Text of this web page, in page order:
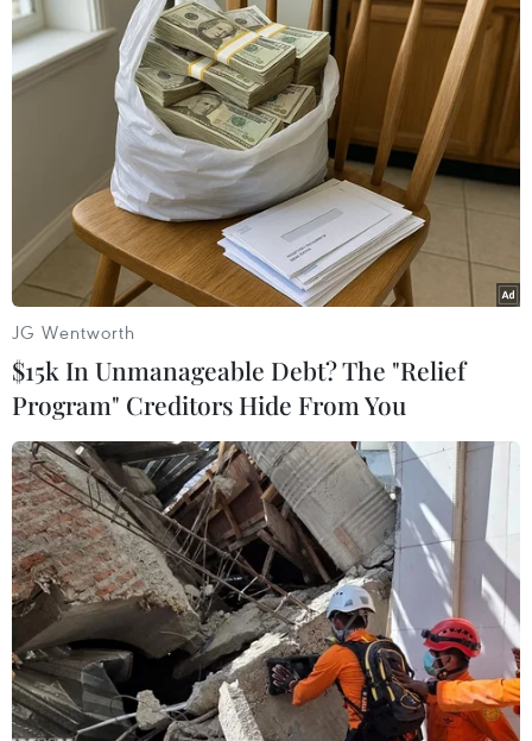
10/10/2023 14:37
Lực lượng chức năng xác định vị trí rừng bị phá
thuộc tiểu khu 1481, xã Quảng Trực (Đắk Nông);
loại rừng bị phá là rừng sản xuất, tổng diện tích
rừng, đất rừng bị phá và san gạt gần 8.000m2.
Phương tiện mà đối tượng Nguyễn Văn Sáng sử dụng để phá,
san ủi đất rừng. (Ảnh: TTXVN phát)
Ngày 10/10, ông Nguyễn Ngọc Bình, Giám đốc
Công ty Trách nhiệm Hữu hạn Một Thành viên
Lâm nghiệp Nam Tây Nguyên, xác nhận lực
JG Wentworth
$15k In Unmanageable Debt? The "Relief
Program" Creditors Hide From You